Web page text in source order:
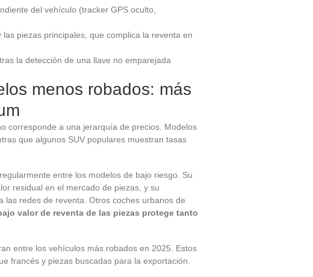
del vehículo (tracker GPS oculto,
piezas principales, que complica la reventa en
la detección de una llave no emparejada
menos robados: más
corresponde a una jerarquía de precios. Modelos
que algunos SUV populares muestran tasas
entre los modelos de bajo riesgo. Su
residual en el mercado de piezas, y su
las redes de reventa. Otros coches urbanos de
valor de reventa de las piezas protege tanto
entre los vehículos más robados en 2025. Estos
francés y piezas buscadas para la exportación.